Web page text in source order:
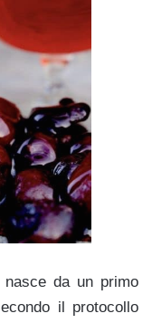
da un primo
il protocollo